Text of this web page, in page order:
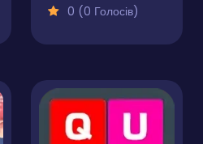
0 (0 Голосів)